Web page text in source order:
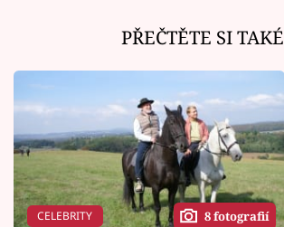
PŘEČTĚTE SI TAKÉ
CELEBRITY 8 fotografií